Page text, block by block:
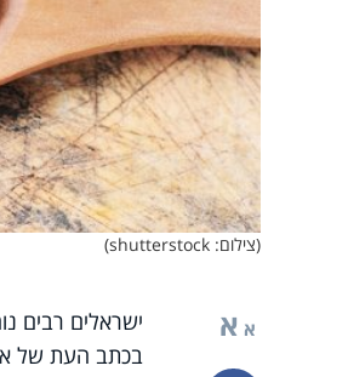
(צילום: shutterstock)
א א
בכתב העת של